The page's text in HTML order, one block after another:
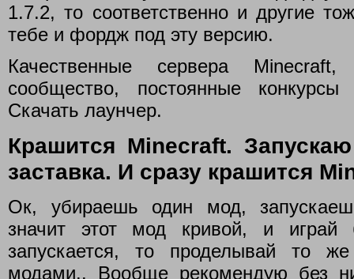
1.7.2, то соответственно и другие
тебе и фордж под эту версию.
Качественные сервера
сообщество, постоянные
Скачать лаунчер.
Крашится Minecraft.
заставка. И сразу крашится
Ок, убираешь один мод,
значит этот мод кривой, и
запускается, то проделывай то
модами.. Вообще рекомендую без